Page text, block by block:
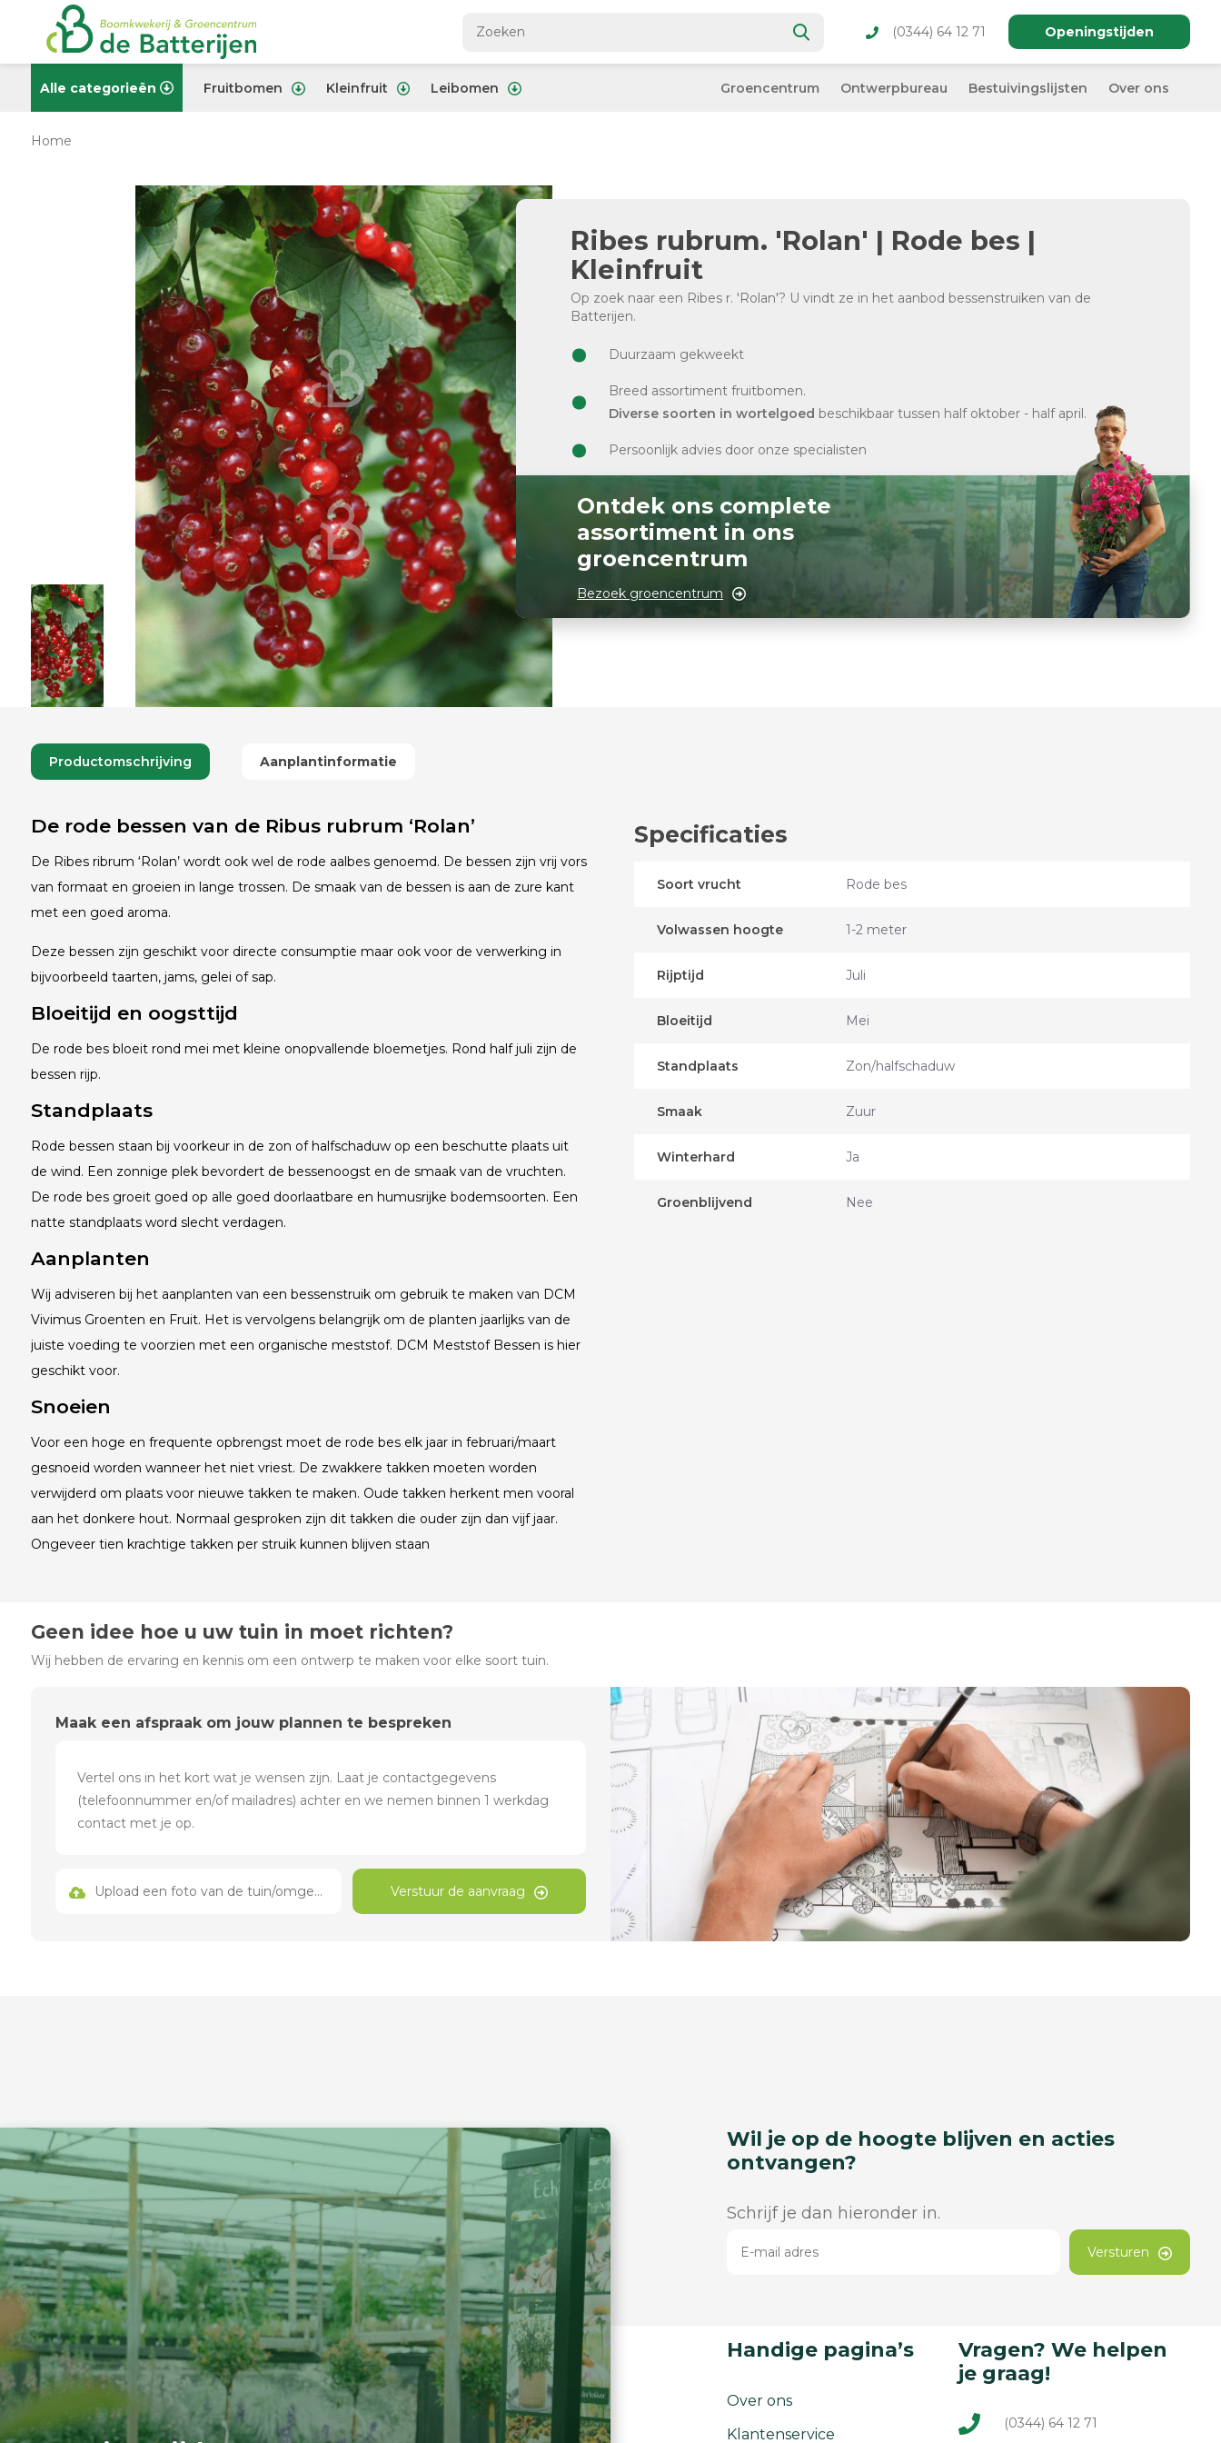
(0344) 64 12 71 Openingstijden
Alle categorieën Fruitbomen Kleinfruit Leibomen Groencentrum Ontwerpbureau Bestuivingslijsten Over ons
Home
Ribes rubrum. 'Rolan' | Rode bes |
Kleinfruit
Op zoek naar een Ribes r. 'Rolan'? U vindt ze in het aanbod bessenstruiken van de
Batterijen.
Duurzaam gekweekt
Breed assortiment fruitbomen.
Diverse soorten in wortelgoed beschikbaar tussen half oktober - half april.
Persoonlijk advies door onze specialisten
Ontdek ons complete
assortiment in ons
groencentrum
Bezoek groencentrum
Productomschrijving Aanplantinformatie
De rode bessen van de Ribus rubrum ‘Rolan’
De Ribes ribrum ‘Rolan’ wordt ook wel de rode aalbes genoemd. De bessen zijn vrij vors
van formaat en groeien in lange trossen. De smaak van de bessen is aan de zure kant
met een goed aroma.
Deze bessen zijn geschikt voor directe consumptie maar ook voor de verwerking in
bijvoorbeeld taarten, jams, gelei of sap.
Bloeitijd en oogsttijd
De rode bes bloeit rond mei met kleine onopvallende bloemetjes. Rond half juli zijn de
bessen rijp.
Standplaats
Rode bessen staan bij voorkeur in de zon of halfschaduw op een beschutte plaats uit
de wind. Een zonnige plek bevordert de bessenoogst en de smaak van de vruchten.
De rode bes groeit goed op alle goed doorlaatbare en humusrijke bodemsoorten. Een
natte standplaats word slecht verdagen.
Aanplanten
Wij adviseren bij het aanplanten van een bessenstruik om gebruik te maken van DCM
Vivimus Groenten en Fruit. Het is vervolgens belangrijk om de planten jaarlijks van de
juiste voeding te voorzien met een organische meststof. DCM Meststof Bessen is hier
geschikt voor.
Snoeien
Voor een hoge en frequente opbrengst moet de rode bes elk jaar in februari/maart
gesnoeid worden wanneer het niet vriest. De zwakkere takken moeten worden
verwijderd om plaats voor nieuwe takken te maken. Oude takken herkent men vooral
aan het donkere hout. Normaal gesproken zijn dit takken die ouder zijn dan vijf jaar.
Ongeveer tien krachtige takken per struik kunnen blijven staan
Specificaties
Soort vrucht Rode bes
Volwassen hoogte 1-2 meter
Rijptijd Juli
Bloeitijd Mei
Standplaats Zon/halfschaduw
Smaak Zuur
Winterhard Ja
Groenblijvend Nee
Geen idee hoe u uw tuin in moet richten?
Wij hebben de ervaring en kennis om een ontwerp te maken voor elke soort tuin.
Maak een afspraak om jouw plannen te bespreken
Upload een foto van de tuin/omgeving Verstuur de aanvraag
Wil je op de hoogte blijven en acties
ontvangen?
Schrijf je dan hieronder in.
Versturen
Handige pagina’s
Over ons
Klantenservice
Vragen? We helpen
je graag!
(0344) 64 12 71